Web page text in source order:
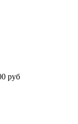
руб